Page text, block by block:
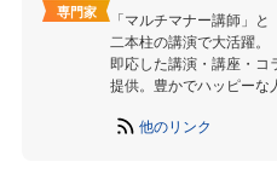
専門家
「マルチマナー講師」
二本柱の講演で大活躍。
即応した講演・講座・コ
提供。豊かでハッピーな
他のリンク